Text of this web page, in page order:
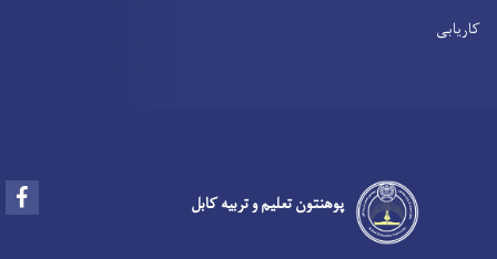
کاریابی
پوهنتون تعلیم و تربیه کابل